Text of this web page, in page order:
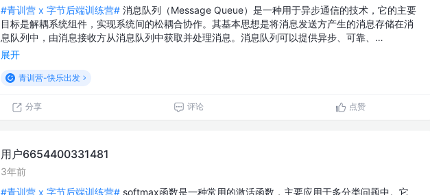
#青训营 x 字节后端训练营# 消息队列（Message Queue）是一种用于异步通信的技术，它的主要
目标是解耦系统组件，实现系统间的松耦合协作。其基本思想是将消息发送方产生的消息存储在消
息队列中，由消息接收方从消息队列中获取并处理消息。消息队列可以提供异步、可靠、…
展开
青训营-快乐出发
分享 评论 点赞
用户6654400331481
3年前
#青训营 x 字节后端训练营# softmax函数是一种常用的激活函数，主要应用于多分类问题中。它